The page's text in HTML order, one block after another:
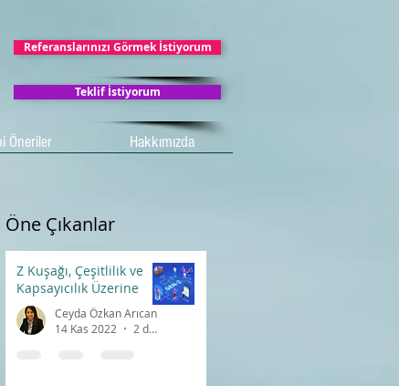
Referanslarınızı Görmek İstiyorum
Teklif İstiyorum
Öneriler Hakkımızda
Öne Çıkanlar
Z Kuşağı, Çeşitlilik ve
Kapsayıcılık Üzerine
Ceyda Özkan Arıcan
14 Kas 2022
2 dakikada okunur